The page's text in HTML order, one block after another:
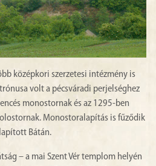
középkori szerzetesi intézmény is
volt a pécsváradi perjelséghez
monostornak és az 1295-ben
Monostoralapítás is fűződik
Bátán.
– a mai Szent Vér templom helyén